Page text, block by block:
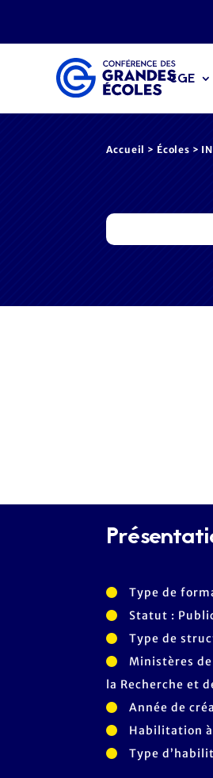
CGE
Accueil > Écoles >
Type de
Statut :
Type de
Ministères
la Recherche et
Année de
Habilitation
Type